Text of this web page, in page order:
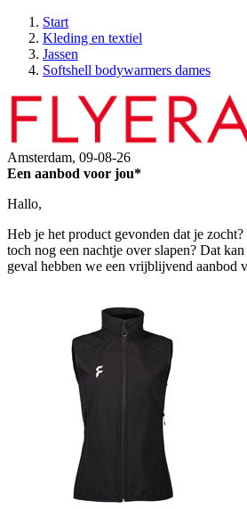
Start
Kleding en textiel
Jassen
Softshell bodywarmers dames
Amsterdam, 09-08-26
Een aanbod voor jou*
Hallo,
Heb je het product gevonden dat je
toch nog een nachtje over slapen? Dat
geval hebben we een vrijblijvend aanbod